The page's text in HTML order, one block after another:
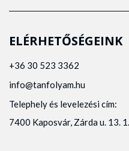
ELÉRHETŐSÉGEINK
+36 30 523 3362
info@tanfolyam.hu
Telephely és levelezési cím:
7400 Kaposvár, Zárda u. 13.